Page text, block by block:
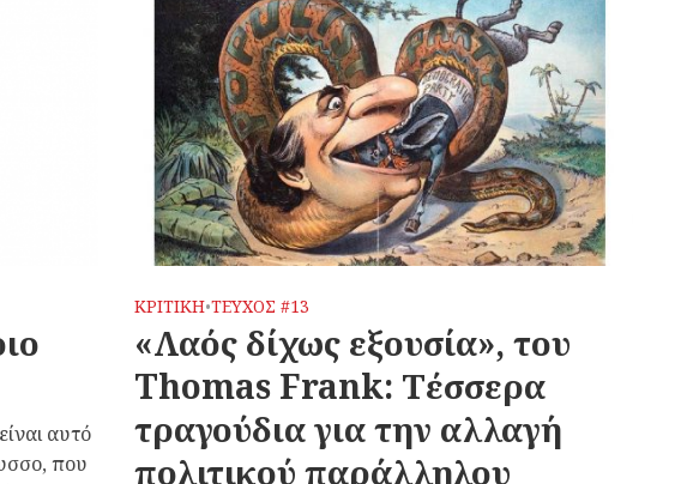
αυτό
που
ΚΡΙΤΙΚΗ•ΤΕΥΧΟΣ #13
«Λαός δίχως εξουσία», του
Thomas Frank: Τέσσερα
τραγούδια για την αλλαγή
πολιτικού παράλληλου